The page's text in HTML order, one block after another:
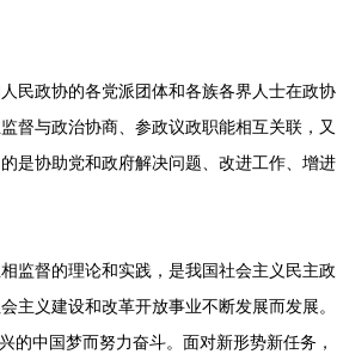
民政协的各党派团体和各族各界人士在政协
督与政治协商、参政议政职能相互关联，又
是协助党和政府解决问题、改进工作、增进
监督的理论和实践，是我国社会主义民主政
主义建设和改革开放事业不断发展而发展。
的中国梦而努力奋斗。面对新形势新任务，